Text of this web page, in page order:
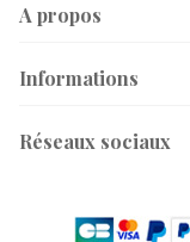
A propos
Informations
Réseaux sociaux